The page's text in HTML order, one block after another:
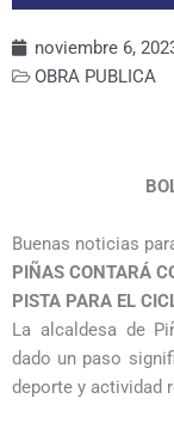
noviembre 6,
OBRA PUBLICA
Piñas,
Buenas noticias
PIÑAS CONTARÁ
PISTA PARA EL
La alcaldesa de
dado un paso
deporte y actividad